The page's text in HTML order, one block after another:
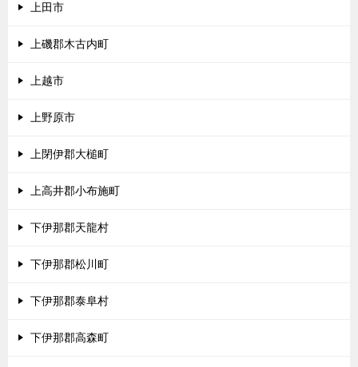
上田市
上磯郡木古内町
上越市
上野原市
上閉伊郡大槌町
上高井郡小布施町
下伊那郡天龍村
下伊那郡松川町
下伊那郡泰阜村
下伊那郡高森町